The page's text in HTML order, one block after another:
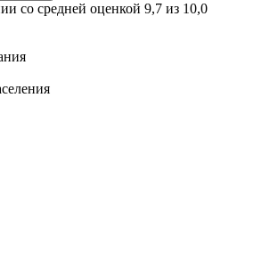
со средней оценкой 9,7 из 10,0